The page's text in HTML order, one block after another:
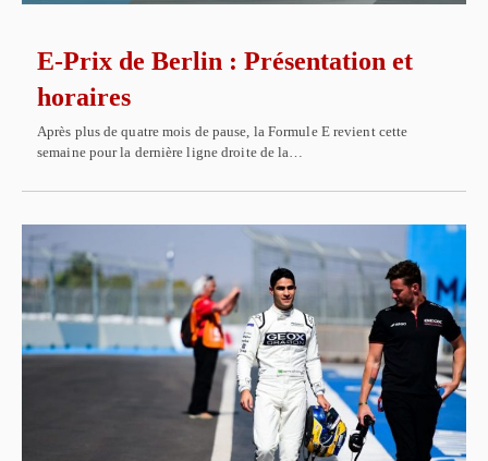
E-Prix de Berlin : Présentation et
horaires
Après plus de quatre mois de pause, la Formule E revient cette
semaine pour la dernière ligne droite de la…